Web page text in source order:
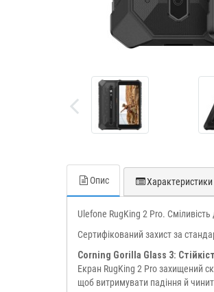
Опис Характеристики
Ulefone RugKing 2 Pro.
Сертифікований захист за
Corning Gorilla Glass 3:
Екран RugKing 2 Pro захищений
щоб витримувати падіння й